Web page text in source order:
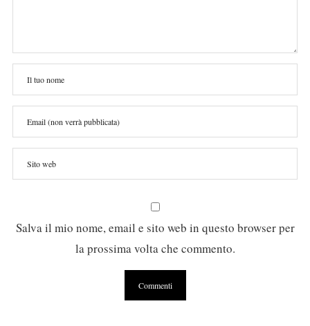
Salva il mio nome, email e sito web in questo browser per
la prossima volta che commento.